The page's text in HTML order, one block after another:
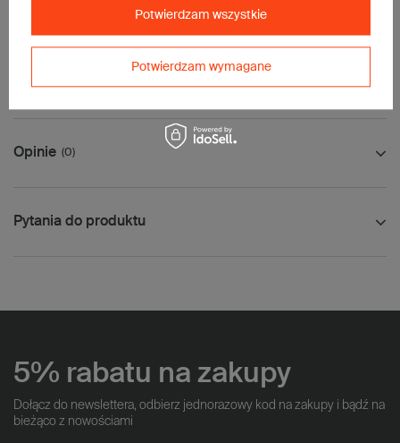
tolerancja może być większa ze względu na grubość tektury).
Jak mierzyć opakowanie
Opinie (0)
Pytania do produktu
5% rabatu na zakupy
Dołącz do newslettera, odbierz jednorazowy kod na zakupy i bądź na
bieżąco z nowościami
Potwierdzam wymagane
Potwierdzam wszystkie